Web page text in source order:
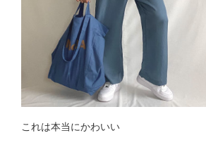
これは本当にかわいい